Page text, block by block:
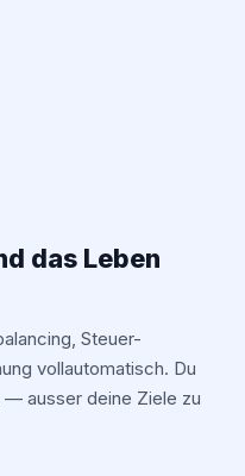
das Leben
Steuer-
vollautomatisch. Du
ausser deine Ziele zu